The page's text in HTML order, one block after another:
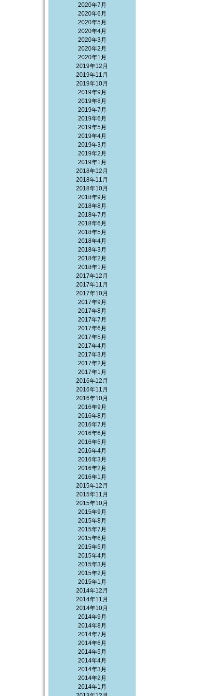
2020年7月
2020年6月
2020年5月
2020年4月
2020年3月
2020年2月
2020年1月
2019年12月
2019年11月
2019年10月
2019年9月
2019年8月
2019年7月
2019年6月
2019年5月
2019年4月
2019年3月
2019年2月
2019年1月
2018年12月
2018年11月
2018年10月
2018年9月
2018年8月
2018年7月
2018年6月
2018年5月
2018年4月
2018年3月
2018年2月
2018年1月
2017年12月
2017年11月
2017年10月
2017年9月
2017年8月
2017年7月
2017年6月
2017年5月
2017年4月
2017年3月
2017年2月
2017年1月
2016年12月
2016年11月
2016年10月
2016年9月
2016年8月
2016年7月
2016年6月
2016年5月
2016年4月
2016年3月
2016年2月
2016年1月
2015年12月
2015年11月
2015年10月
2015年9月
2015年8月
2015年7月
2015年6月
2015年5月
2015年4月
2015年3月
2015年2月
2015年1月
2014年12月
2014年11月
2014年10月
2014年9月
2014年8月
2014年7月
2014年6月
2014年5月
2014年4月
2014年3月
2014年2月
2014年1月